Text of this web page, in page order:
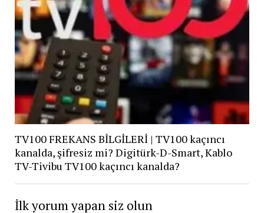
TV100 FREKANS BİLGİLERİ | TV100 kaçıncı
kanalda, şifresiz mi? Digitürk-D-Smart, Kablo
TV-Tivibu TV100 kaçıncı kanalda?
İlk yorum yapan siz olun